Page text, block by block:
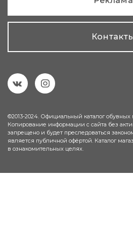
©2013-2024. Официальный каталог обувных
Копирование информации с сайта без
запрещено и будет преследоваться
является публичной офёртой. Каталог
в ознакомительных целях.